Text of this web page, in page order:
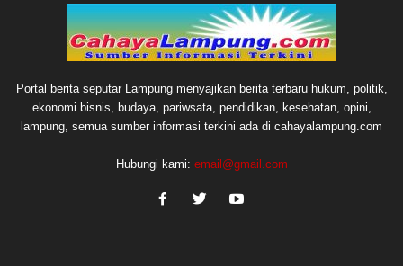
Portal berita seputar Lampung menyajikan berita terbaru hukum, politik,
ekonomi bisnis, budaya, pariwsata, pendidikan, kesehatan, opini,
lampung, semua sumber informasi terkini ada di cahayalampung.com
Hubungi kami: email@gmail.com